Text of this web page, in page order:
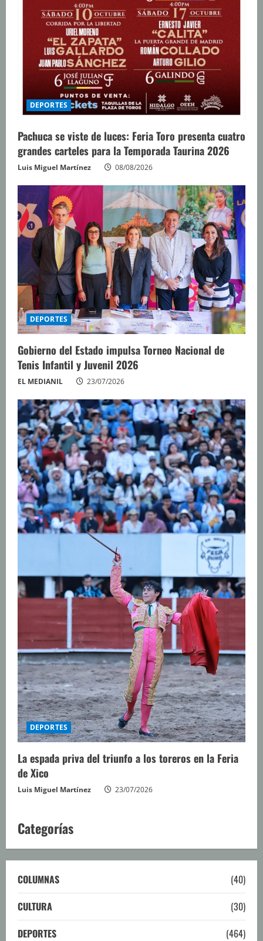
DEPORTES
Pachuca se viste de luces: Feria Toro presenta cuatro
grandes carteles para la Temporada Taurina 2026
Luis Miguel Martínez 08/08/2026
DEPORTES
Gobierno del Estado impulsa Torneo Nacional de
Tenis Infantil y Juvenil 2026
EL MEDIANIL 23/07/2026
DEPORTES
La espada priva del triunfo a los toreros en la Feria
de Xico
Luis Miguel Martínez 23/07/2026
Categorías
COLUMNAS
(40)
CULTURA
(30)
DEPORTES
(464)